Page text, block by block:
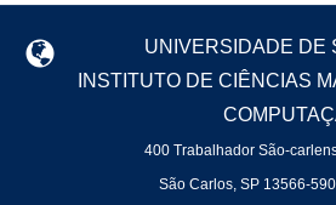
UNIVERSIDADE DE
INSTITUTO DE CIÊNCIAS
400 Trabalhador São-
São Carlos, SP 13566-590